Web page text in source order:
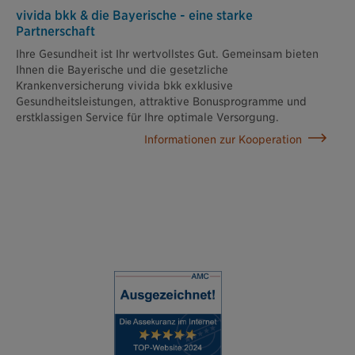
vivida bkk & die Bayerische - eine starke
Partnerschaft
Ihre Gesundheit ist Ihr wertvollstes Gut. Gemeinsam bieten
Ihnen die Bayerische und die gesetzliche
Krankenversicherung vivida bkk exklusive
Gesundheitsleistungen, attraktive Bonusprogramme und
erstklassigen Service für Ihre optimale Versorgung.
Informationen zur Kooperation